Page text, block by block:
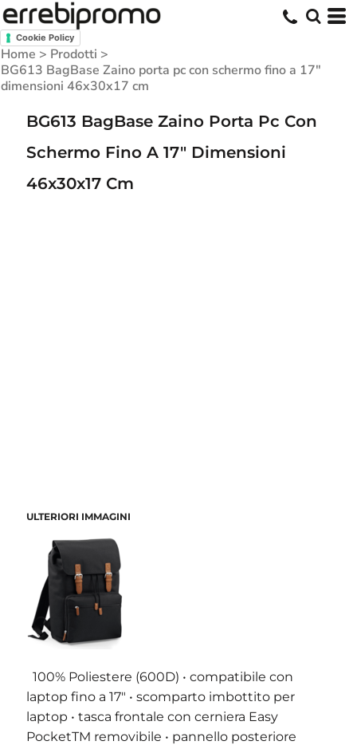
Cookie Policy
Home > Prodotti >
BG613 BagBase Zaino porta pc con schermo fino a 17"
dimensioni 46x30x17 cm
BG613 BagBase Zaino Porta Pc Con
Schermo Fino A 17" Dimensioni
46x30x17 Cm
ULTERIORI IMMAGINI
100% Poliestere (600D) • compatibile con
laptop fino a 17" • scomparto imbottito per
laptop • tasca frontale con cerniera Easy
PocketTM removibile • pannello posteriore